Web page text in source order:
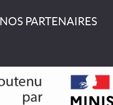
NOS PARTENAIRES